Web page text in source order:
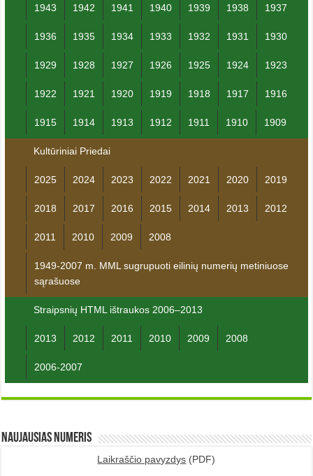
1943 1942 1941 1940 1939 1938 1937
1936 1935 1934 1933 1932 1931 1930
1929 1928 1927 1926 1925 1924 1923
1922 1921 1920 1919 1918 1917 1916
1915 1914 1913 1912 1911 1910 1909
Kultūriniai Priedai
2025 2024 2023 2022 2021 2020 2019
2018 2017 2016 2015 2014 2013 2012
2011 2010 2009 2008
1949-2007 m. MML sugrupuoti eilinių numerių metiniuose
sąrašuose
Straipsnių HTML ištraukos 2006–2013
2013 2012 2011 2010 2009 2008
2006-2007
Naujausias numeris
Laikraščio pavyzdys (PDF)